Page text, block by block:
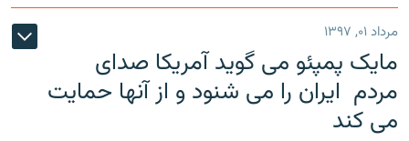
مرداد ۰۱, ۱۳۹۷
مایک پمپئو می گوید آمریکا صدای
مردم ایران را می شنود و از آنها حمایت
می کند